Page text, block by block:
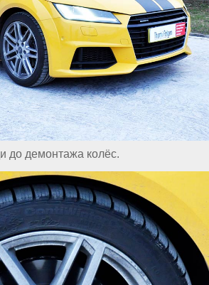
до демонтажа колёс.